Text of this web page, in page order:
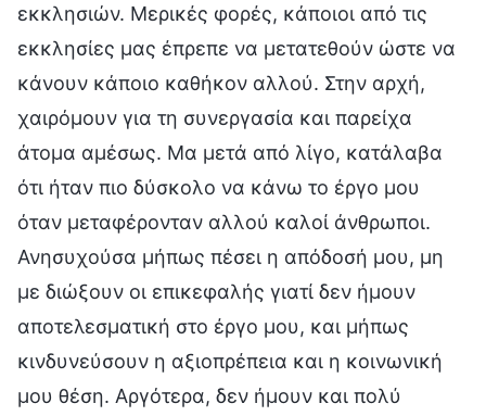
εκκλησιών. Μερικές φορές, κάποιοι από τις
εκκλησίες μας έπρεπε να μετατεθούν ώστε να
κάνουν κάποιο καθήκον αλλού. Στην αρχή,
χαιρόμουν για τη συνεργασία και παρείχα
άτομα αμέσως. Μα μετά από λίγο, κατάλαβα
ότι ήταν πιο δύσκολο να κάνω το έργο μου
όταν μεταφέρονταν αλλού καλοί άνθρωποι.
Ανησυχούσα μήπως πέσει η απόδοσή μου, μη
με διώξουν οι επικεφαλής γιατί δεν ήμουν
αποτελεσματική στο έργο μου, και μήπως
κινδυνεύσουν η αξιοπρέπεια και η κοινωνική
μου θέση. Αργότερα, δεν ήμουν και πολύ